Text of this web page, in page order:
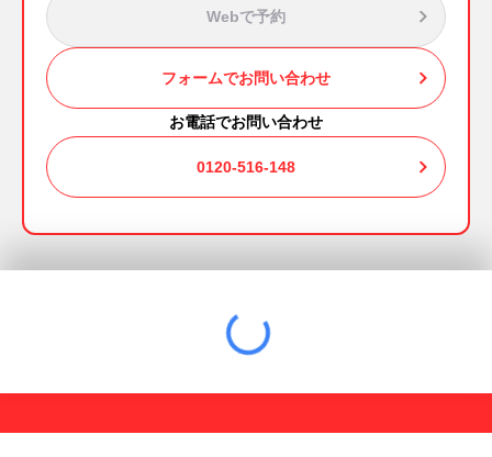
Webで予約
フォームでお問い合わせ
お電話でお問い合わせ
0120-516-148